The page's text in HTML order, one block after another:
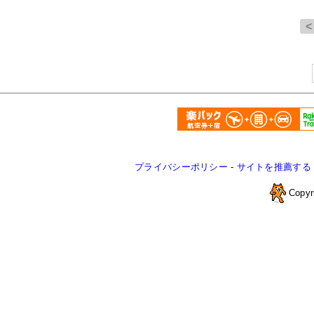
プライバシーポリシー - サイトを推薦する